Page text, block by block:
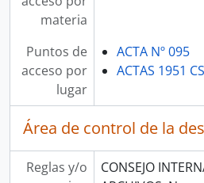
materia
Puntos de
acceso por
lugar
ACTA Nº 095
ACTAS 1951 CS
Área de control de la
Reglas y/o
CONSEJO